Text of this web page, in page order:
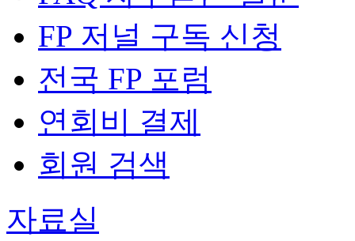
FP 저널 구독 신청
전국 FP 포럼
연회비 결제
회원 검색
자료실